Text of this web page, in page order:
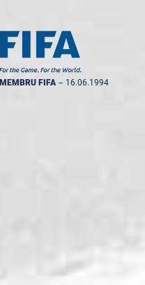
MEMBRU FIFA -- 16.06.1994